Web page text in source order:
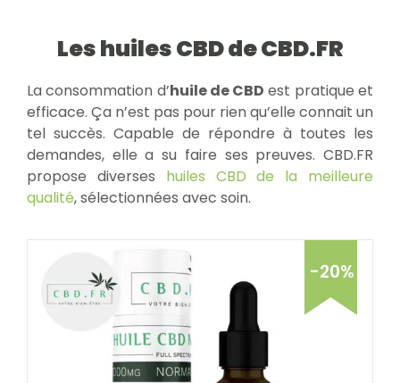
Les huiles CBD de CBD.FR
La consommation d’huile de CBD est pratique et
efficace. Ça n’est pas pour rien qu’elle connait un
tel succès. Capable de répondre à toutes les
demandes, elle a su faire ses preuves. CBD.FR
propose diverses huiles CBD de la meilleure
qualité, sélectionnées avec soin.
-20%